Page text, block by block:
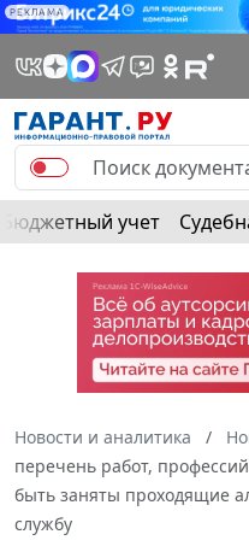
РЕКЛАМА
Бюджетный учет
Новости и аналитика
перечень работ,
быть заняты проходящие
службу